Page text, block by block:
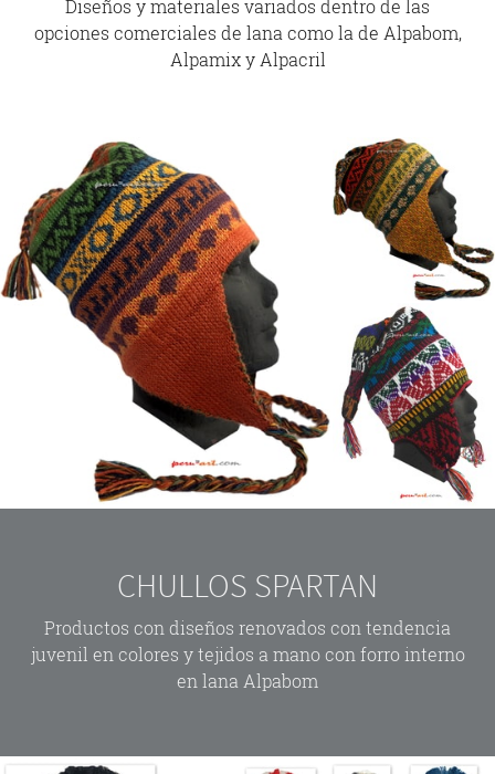
Diseños y materiales variados dentro de las
opciones comerciales de lana como la de Alpabom,
Alpamix y Alpacril
CHULLOS SPARTAN
Productos con diseños renovados con tendencia
juvenil en colores y tejidos a mano con forro interno
en lana Alpabom